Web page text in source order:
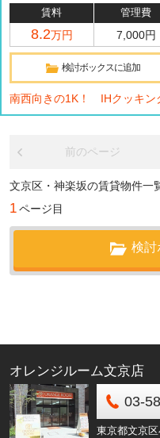
賃料 管理費
8.2万円 7,000円
検討ボックスに追加
南西向きの1K！ IHクッキン
前のページ
文京区・神楽坂の賃貸物件一
1ページ目
検討
オレンジルーム文京店
03-
東京都文京